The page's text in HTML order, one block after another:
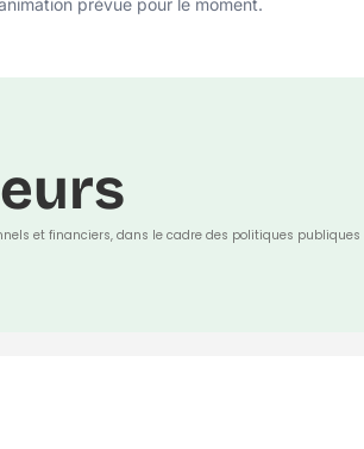
prévue pour le moment.
et financiers, dans le cadre des politiques